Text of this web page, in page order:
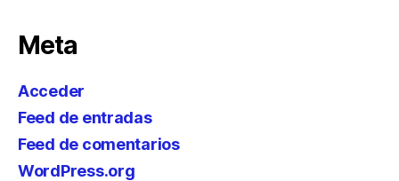
Meta
Acceder
Feed de entradas
Feed de comentarios
WordPress.org